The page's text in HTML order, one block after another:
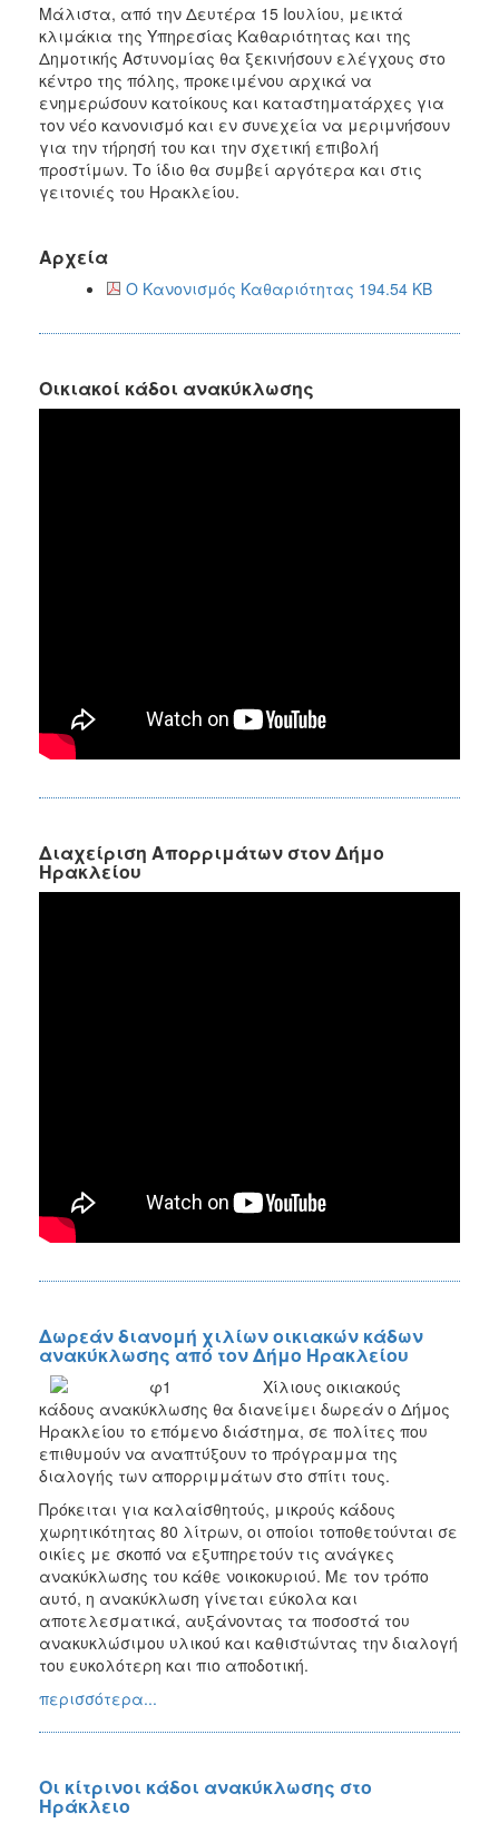
Μάλιστα, από την Δευτέρα 15 Ιουλίου, μεικτά
κλιμάκια της Υπηρεσίας Καθαριότητας και της
Δημοτικής Αστυνομίας θα ξεκινήσουν ελέγχους στο
κέντρο της πόλης, προκειμένου αρχικά να
ενημερώσουν κατοίκους και καταστηματάρχες για
τον νέο κανονισμό και εν συνεχεία να μεριμνήσουν
για την τήρησή του και την σχετική επιβολή
προστίμων. Το ίδιο θα συμβεί αργότερα και στις
γειτονιές του Ηρακλείου.
Αρχεία
Ο Κανονισμός Καθαριότητας 194.54 KB
Οικιακοί κάδοι ανακύκλωσης
Διαχείριση Απορριμάτων στον Δήμο
Ηρακλείου
Δωρεάν διανομή χιλίων οικιακών κάδων
ανακύκλωσης από τον Δήμο Ηρακλείου
Χίλιους οικιακούς
κάδους ανακύκλωσης θα διανείμει δωρεάν ο Δήμος
Ηρακλείου το επόμενο διάστημα, σε πολίτες που
επιθυμούν να αναπτύξουν το πρόγραμμα της
διαλογής των απορριμμάτων στο σπίτι τους.
Πρόκειται για καλαίσθητούς, μικρούς κάδους
χωρητικότητας 80 λίτρων, οι οποίοι τοποθετούνται σε
οικίες με σκοπό να εξυπηρετούν τις ανάγκες
ανακύκλωσης του κάθε νοικοκυριού. Με τον τρόπο
αυτό, η ανακύκλωση γίνεται εύκολα και
αποτελεσματικά, αυξάνοντας τα ποσοστά του
ανακυκλώσιμου υλικού και καθιστώντας την διαλογή
του ευκολότερη και πιο αποδοτική.
περισσότερα...
Οι κίτρινοι κάδοι ανακύκλωσης στο
Ηράκλειο